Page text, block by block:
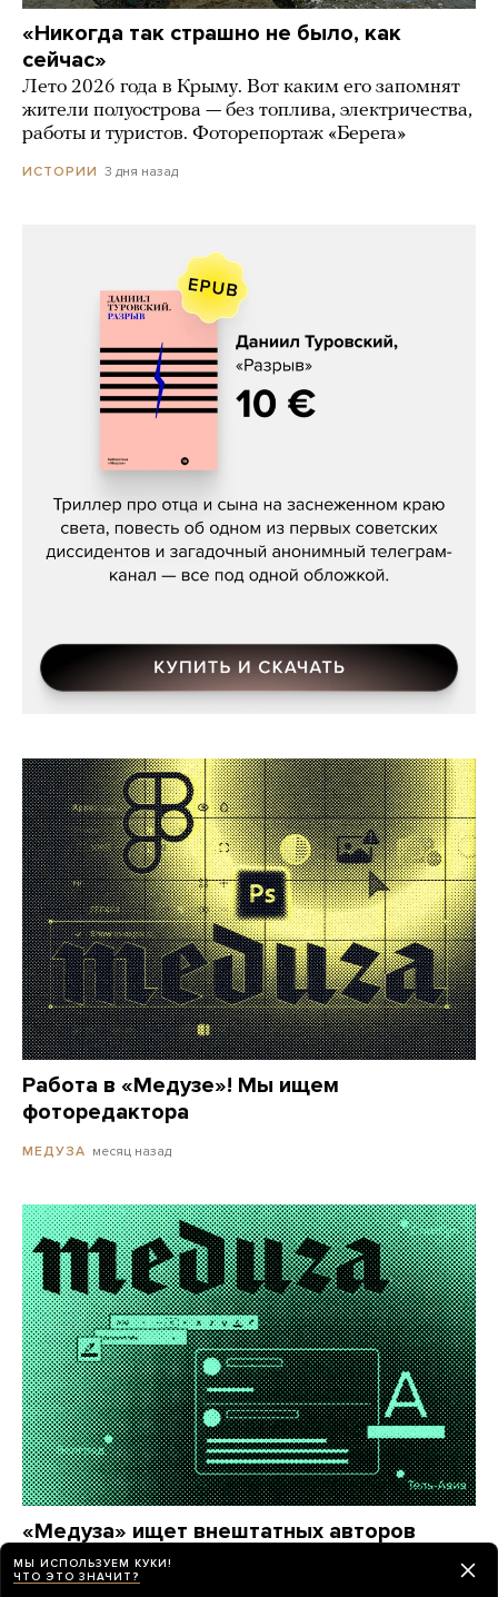
«Никогда так страшно не было, как
сейчас»
Лето 2026 года в Крыму. Вот каким его запомнят
жители полуострова — без топлива, электричества,
работы и туристов. Фоторепортаж «Берега»
ИСТОРИИ 3 дня назад
Даниил Туровский, «Разрыв»
Работа в «Медузе»! Мы ищем
фоторедактора
МЕДУЗА месяц назад
«Медуза» ищет внештатных авторов
в центрах российской эмиграции
Если вы живете в Сербии, Грузии, Израиле
МЫ ИСПОЛЬЗУЕМ КУКИ!
ЧТО ЭТО ЗНАЧИТ?